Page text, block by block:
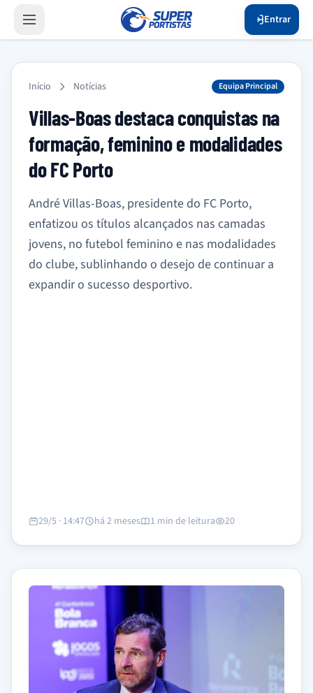
Entrar
Início Notícias Equipa Principal
Villas-Boas destaca conquistas na
formação, feminino e modalidades
do FC Porto
André Villas-Boas, presidente do FC Porto,
enfatizou os títulos alcançados nas camadas
jovens, no futebol feminino e nas modalidades
do clube, sublinhando o desejo de continuar a
expandir o sucesso desportivo.
29/5 · 14:47 há 2 meses 1 min de leitura 20